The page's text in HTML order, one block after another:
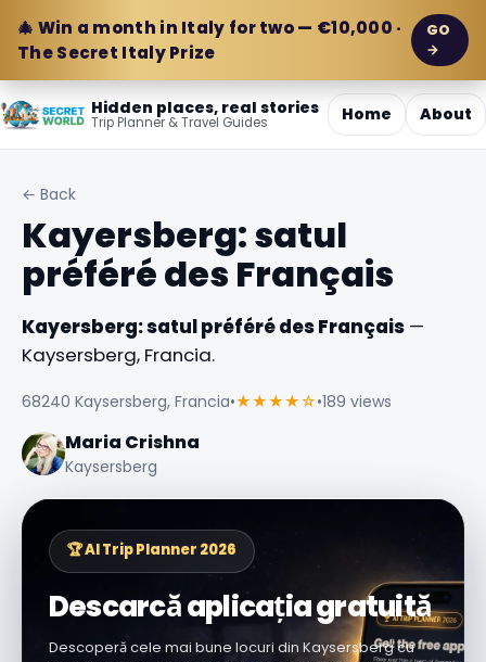
🎄 Win a month in Italy for two — €10,000 ·
The Secret Italy Prize
GO
→
Hidden places, real stories
Trip Planner & Travel Guides Home About
← Back
Kayersberg: satul
préféré des Français
Kayersberg: satul préféré des Français —
Kaysersberg, Francia.
68240 Kaysersberg, Francia•★★★★☆•189 views
Maria Crishna
Kaysersberg
🏆 AI Trip Planner 2026
Descarcă aplicația gratuită
Descoperă cele mai bune locuri din Kaysersberg cu